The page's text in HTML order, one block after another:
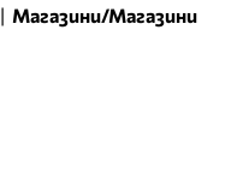
| Магазини/Магазини